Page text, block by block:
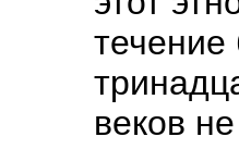
течение
веков